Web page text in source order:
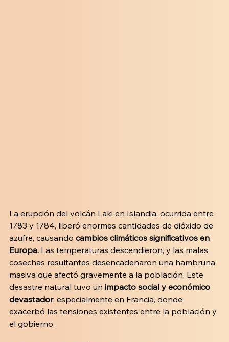
La erupción del volcán Laki en Islandia, ocurrida entre
1783 y 1784, liberó enormes cantidades de dióxido de
azufre, causando cambios climáticos significativos en
Europa. Las temperaturas descendieron, y las malas
cosechas resultantes desencadenaron una hambruna
masiva que afectó gravemente a la población. Este
desastre natural tuvo un impacto social y económico
devastador, especialmente en Francia, donde
exacerbó las tensiones existentes entre la población y
el gobierno.